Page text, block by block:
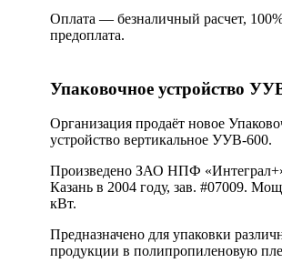
Оплата — безналичный расчет,
предоплата.
Упаковочное устройство
Организация продаёт новое
устройство вертикальное УУВ-600.
Произведено ЗАО НПФ
Казань в 2004 году, зав. #07009.
кВт.
Предназначено для упаковки
продукции в полипропиленовую